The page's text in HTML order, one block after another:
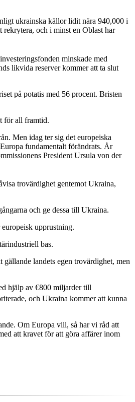
ukrainska källor lidit nära 940,000 i
rekrytera, och i minst en Oblast har
minskade med
likvida reserver kommer att ta slut
på potatis med 56 procent. Bristen
för all framtid.
Men idag ter sig det europeiska
fundamentalt förändrats. År
President Ursula von der
trovärdighet gentemot Ukraina,
och ge dessa till Ukraina.
upprustning.
bas.
landets egen trovärdighet, men
hjälp av €800 miljarder till
och Ukraina kommer att kunna
Om Europa vill, så har vi råd att
att kravet för att göra affärer inom